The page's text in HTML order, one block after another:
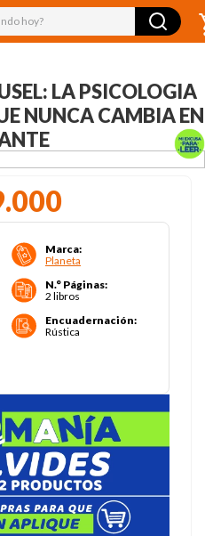
hoy?
LA PSICOLOGIA
NUNCA CAMBIA EN
.000
Marca:
Planeta
N.° Páginas:
2 libros
Encuadernación:
Rústica